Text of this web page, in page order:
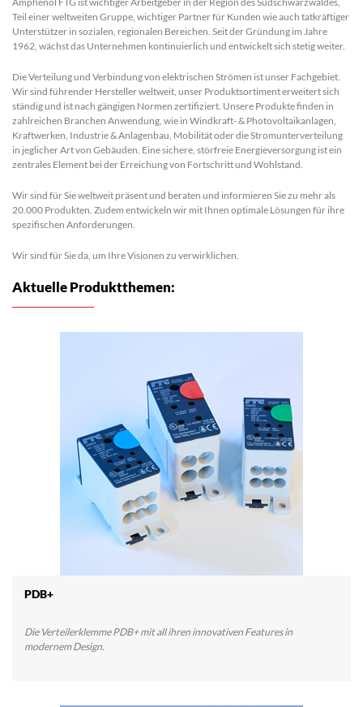
Teil einer weltweiten Gruppe, wichtiger Partner für Kunden wie auch tatkräftiger
Unterstützer in sozialen, regionalen Bereichen. Seit der Gründung im Jahre
1962, wächst das Unternehmen kontinuierlich und entwickelt sich stetig weiter.
Die Verteilung und Verbindung von elektrischen Strömen ist unser Fachgebiet.
Wir sind führender Hersteller weltweit, unser Produktsortiment erweitert sich
ständig und ist nach gängigen Normen zertifiziert. Unsere Produkte finden in
zahlreichen Branchen Anwendung, wie in Windkraft- & Photovoltaikanlagen,
Kraftwerken, Industrie & Anlagenbau, Mobilität oder die Stromunterverteilung
in jeglicher Art von Gebäuden. Eine sichere, störfreie Energieversorgung ist ein
zentrales Element bei der Erreichung von Fortschritt und Wohlstand.
Wir sind für Sie weltweit präsent und beraten und informieren Sie zu mehr als
20.000 Produkten. Zudem entwickeln wir mit Ihnen optimale Lösungen für ihre
spezifischen Anforderungen.
Wir sind für Sie da, um Ihre Visionen zu verwirklichen.
Aktuelle Produktthemen:
PDB+
Die Verteilerklemme PDB+ mit all ihren innovativen Features in
modernem Design.